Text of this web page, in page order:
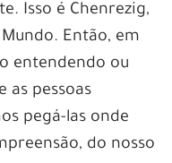
Isso é Chenrezig,
Então, em
entendendo ou
as pessoas
pegá-las onde
do nosso